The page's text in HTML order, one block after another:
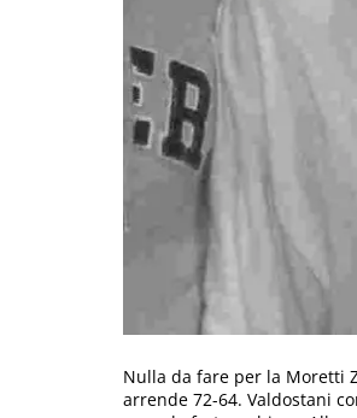
Nulla da fare per la Moretti
arrende 72-64. Valdostani